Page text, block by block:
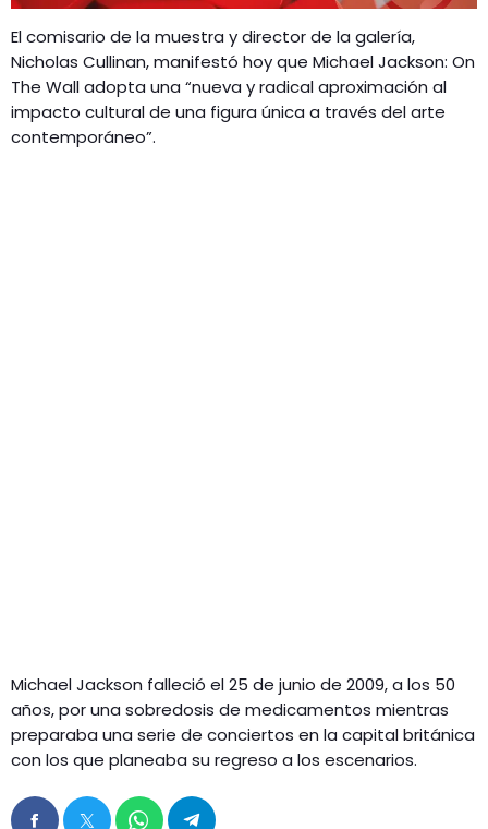
El comisario de la muestra y director de la galería,
Nicholas Cullinan, manifestó hoy que Michael Jackson: On
The Wall adopta una “nueva y radical aproximación al
impacto cultural de una figura única a través del arte
contemporáneo”.
Michael Jackson falleció el 25 de junio de 2009, a los 50
años, por una sobredosis de medicamentos mientras
preparaba una serie de conciertos en la capital británica
con los que planeaba su regreso a los escenarios.